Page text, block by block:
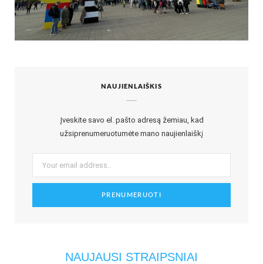
NAUJIENLAIŠKIS
Įveskite savo el. pašto adresą žemiau, kad
užsiprenumeruotumėte mano naujienlaiškį
NAUJAUSI STRAIPSNIAI